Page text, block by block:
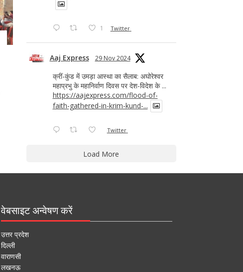
1 Twitter
Aaj Express 29 Nov 2024
क्रीं-कुंड में उमड़ा आस्था का सैलाब: अघोरेश्वर
महाप्रभु के महानिर्वाण दिवस पर देश-विदेश के ...
https://aajexpress.com/flood-of-
faith-gathered-in-krim-kund-...
Twitter
Load More
वेबसाइट अन्वेषण करें
उत्तर प्रदेश
दिल्ली
वाराणसी
लखनऊ